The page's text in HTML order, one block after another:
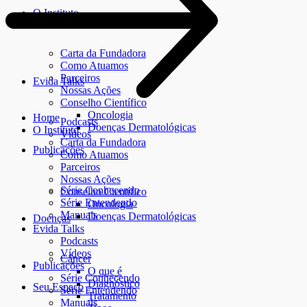
O Instituto
Carta da Fundadora
Como Atuamos
Parceiros
Nossas Ações
Conselho Científico
Oncologia
Doenças Dermatológicas
Evida Talks
Podcasts
Vídeos
Publicações
Série Conhecendo
Série Entendendo
Manuais
Doenças
Câncer
O que é
Diagnóstico
Tratamento
Seu Espaço
Home
O Instituto
Carta da Fundadora
Como Atuamos
Parceiros
Nossas Ações
Conselho Científico
Oncologia
Doenças Dermatológicas
Evida Talks
Podcasts
Vídeos
Publicações
Série Conhecendo
Série Entendendo
Manuais